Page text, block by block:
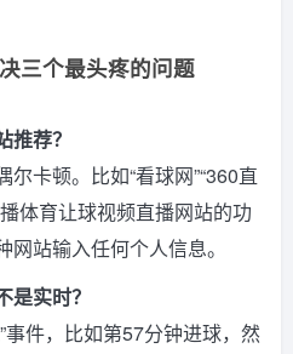
三个最头疼的问题
推荐？
卡顿。比如“看球网”“360直
体育让球视频直播网站的功
站输入任何个人信息。
是实时？
事件，比如第57分钟进球，然